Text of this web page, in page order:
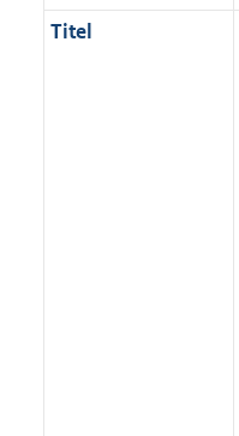
Titel